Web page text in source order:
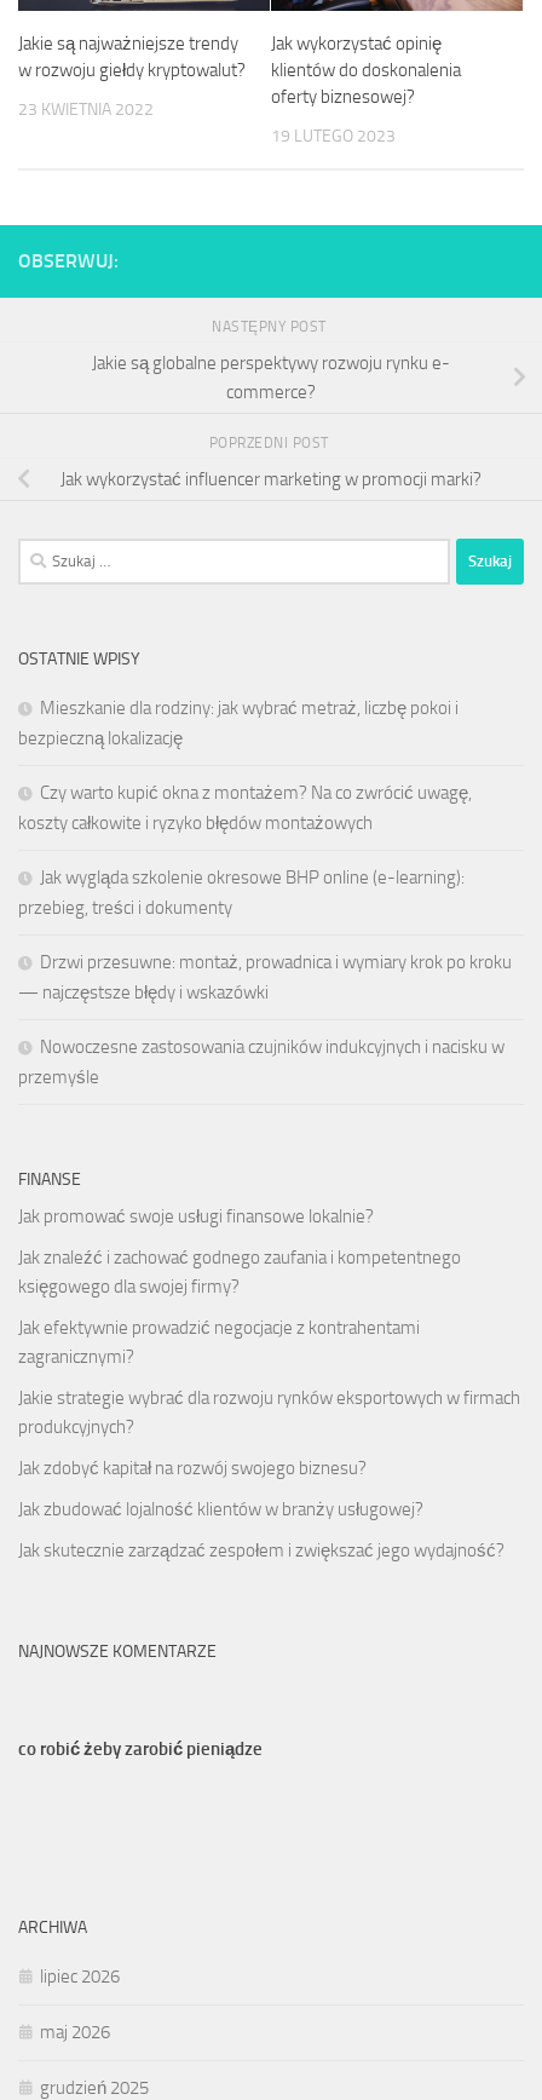
Jakie są najważniejsze trendy
w rozwoju giełdy kryptowalut?
23 KWIETNIA 2022
Jak wykorzystać opinię
klientów do doskonalenia
oferty biznesowej?
19 LUTEGO 2023
OBSERWUJ:
NASTĘPNY POST
Jakie są globalne perspektywy rozwoju rynku e-
commerce?
POPRZEDNI POST
Jak wykorzystać influencer marketing w promocji marki?
Szukaj:
OSTATNIE WPISY
Mieszkanie dla rodziny: jak wybrać metraż, liczbę pokoi i
bezpieczną lokalizację
Czy warto kupić okna z montażem? Na co zwrócić uwagę,
koszty całkowite i ryzyko błędów montażowych
Jak wygląda szkolenie okresowe BHP online (e-learning):
przebieg, treści i dokumenty
Drzwi przesuwne: montaż, prowadnica i wymiary krok po kroku
— najczęstsze błędy i wskazówki
Nowoczesne zastosowania czujników indukcyjnych i nacisku w
przemyśle
FINANSE
Jak promować swoje usługi finansowe lokalnie?
Jak znaleźć i zachować godnego zaufania i kompetentnego
księgowego dla swojej firmy?
Jak efektywnie prowadzić negocjacje z kontrahentami
zagranicznymi?
Jakie strategie wybrać dla rozwoju rynków eksportowych w firmach
produkcyjnych?
Jak zdobyć kapitał na rozwój swojego biznesu?
Jak zbudować lojalność klientów w branży usługowej?
Jak skutecznie zarządzać zespołem i zwiększać jego wydajność?
NAJNOWSZE KOMENTARZE
co robić żeby zarobić pieniądze
ARCHIWA
lipiec 2026
maj 2026
grudzień 2025